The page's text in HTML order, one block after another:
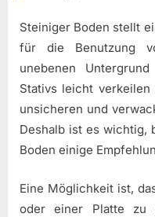
Steiniger Boden stellt
für die Benutzung
unebenen
Stativs leicht
unsicheren und
Deshalb ist es wichtig,
Boden einige
Eine Möglichkeit ist,
oder einer Platte zu